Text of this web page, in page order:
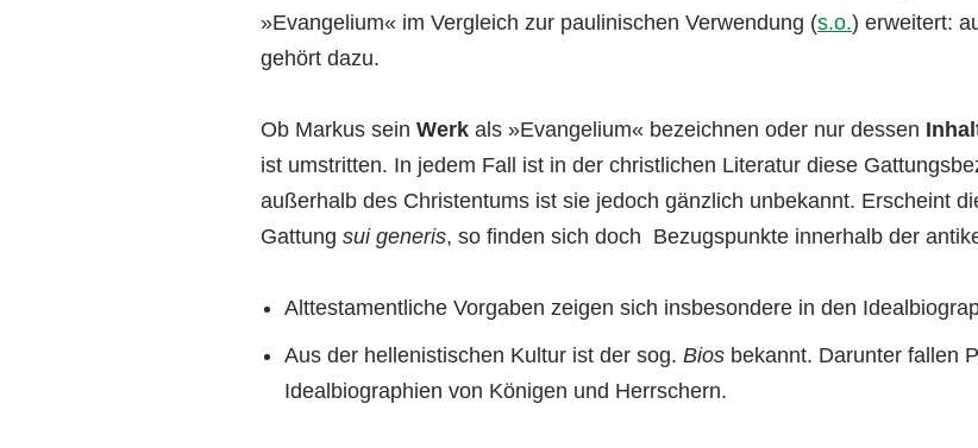
»Evangelium« im Vergleich zur paulinischen Verwendung (s.o.) erweitert:
gehört dazu.
Ob Markus sein Werk als »Evangelium« bezeichnen oder nur dessen
ist umstritten. In jedem Fall ist in der christlichen Literatur diese
außerhalb des Christentums ist sie jedoch gänzlich unbekannt. Erscheint
Gattung sui generis, so finden sich doch Bezugspunkte innerhalb der
Alttestamentliche Vorgaben zeigen sich insbesondere in den
Aus der hellenistischen Kultur ist der sog. Bios bekannt. Darunter fallen
Idealbiographien von Königen und Herrschern.